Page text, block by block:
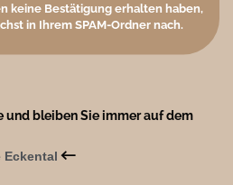
keine Bestätigung erhalten haben,
in Ihrem SPAM-Ordner nach.
und bleiben Sie immer auf dem
Eckental ←